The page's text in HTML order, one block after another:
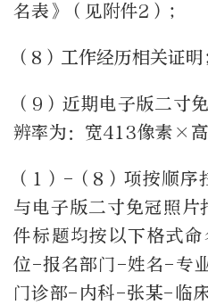
名表》（见附件2）；
（8）工作经历相关证明
（9）近期电子版二寸
辨率为：宽413像素×高
（1）-（8）项按顺序
与电子版二寸免冠照片
件标题均按以下格式
位-报名部门-姓名-专
门诊部-内科-张某-临